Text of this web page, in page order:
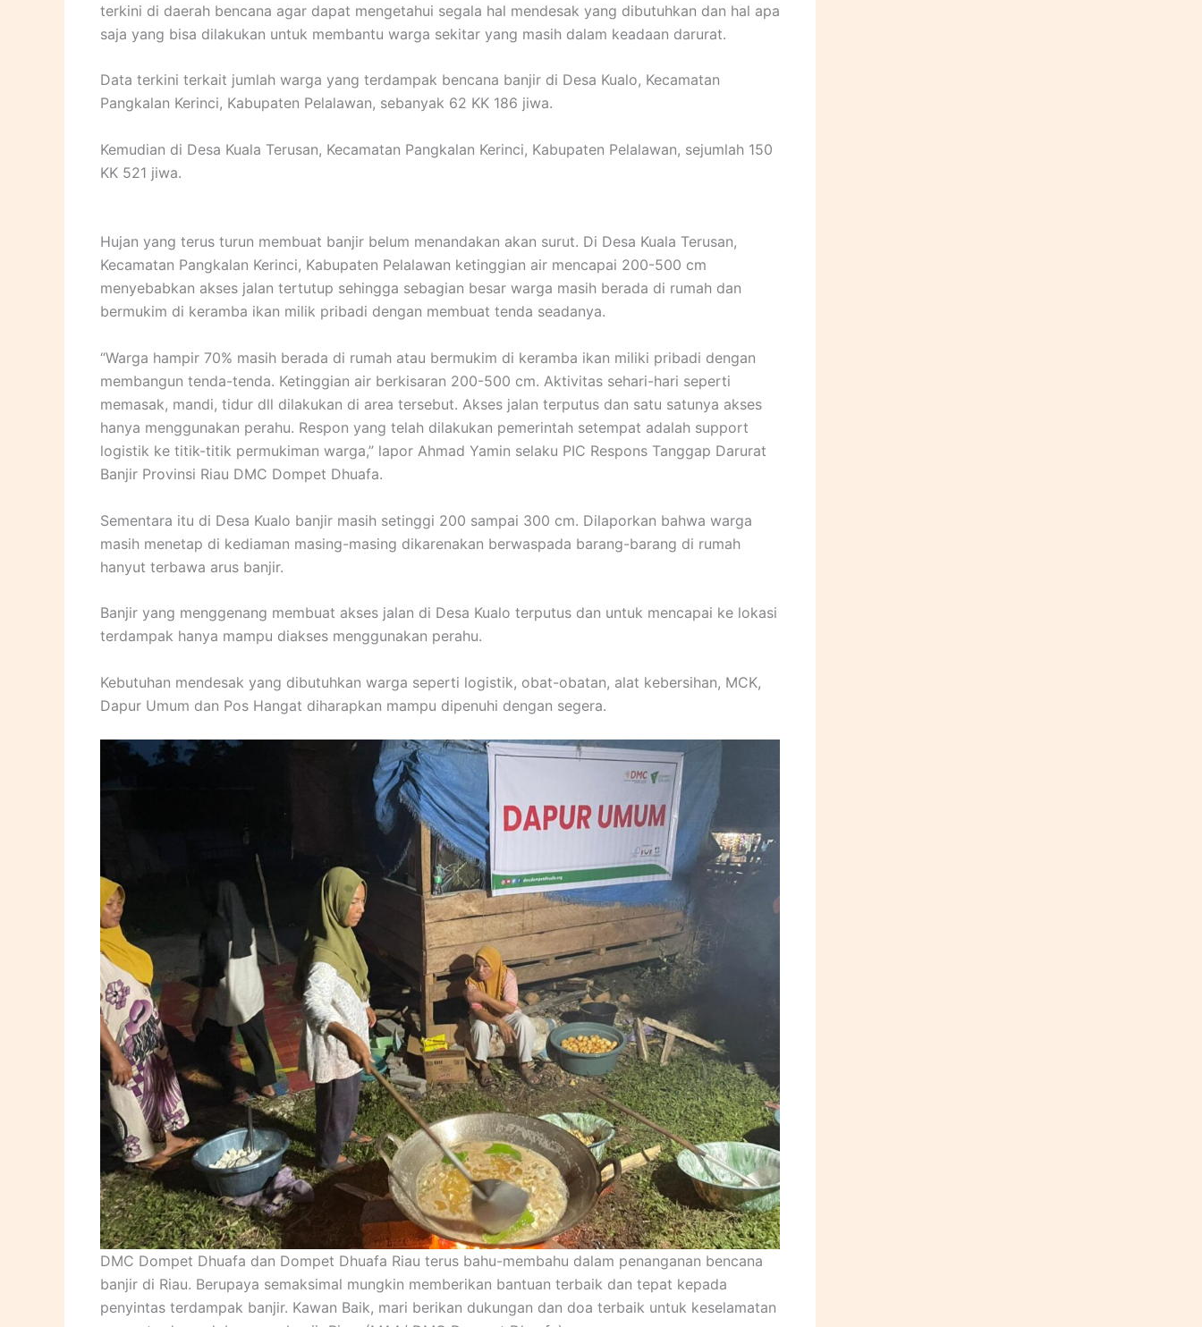
terkini di daerah bencana agar dapat mengetahui segala hal mendesak yang dibutuhkan dan hal apa
saja yang bisa dilakukan untuk membantu warga sekitar yang masih dalam keadaan darurat.
Data terkini terkait jumlah warga yang terdampak bencana banjir di Desa Kualo, Kecamatan
Pangkalan Kerinci, Kabupaten Pelalawan, sebanyak 62 KK 186 jiwa.
Kemudian di Desa Kuala Terusan, Kecamatan Pangkalan Kerinci, Kabupaten Pelalawan, sejumlah 150
KK 521 jiwa.
Hujan yang terus turun membuat banjir belum menandakan akan surut. Di Desa Kuala Terusan,
Kecamatan Pangkalan Kerinci, Kabupaten Pelalawan ketinggian air mencapai 200-500 cm
menyebabkan akses jalan tertutup sehingga sebagian besar warga masih berada di rumah dan
bermukim di keramba ikan milik pribadi dengan membuat tenda seadanya.
“Warga hampir 70% masih berada di rumah atau bermukim di keramba ikan miliki pribadi dengan
membangun tenda-tenda. Ketinggian air berkisaran 200-500 cm. Aktivitas sehari-hari seperti
memasak, mandi, tidur dll dilakukan di area tersebut. Akses jalan terputus dan satu satunya akses
hanya menggunakan perahu. Respon yang telah dilakukan pemerintah setempat adalah support
logistik ke titik-titik permukiman warga,” lapor Ahmad Yamin selaku PIC Respons Tanggap Darurat
Banjir Provinsi Riau DMC Dompet Dhuafa.
Sementara itu di Desa Kualo banjir masih setinggi 200 sampai 300 cm. Dilaporkan bahwa warga
masih menetap di kediaman masing-masing dikarenakan berwaspada barang-barang di rumah
hanyut terbawa arus banjir.
Banjir yang menggenang membuat akses jalan di Desa Kualo terputus dan untuk mencapai ke lokasi
terdampak hanya mampu diakses menggunakan perahu.
Kebutuhan mendesak yang dibutuhkan warga seperti logistik, obat-obatan, alat kebersihan, MCK,
Dapur Umum dan Pos Hangat diharapkan mampu dipenuhi dengan segera.
DMC Dompet Dhuafa dan Dompet Dhuafa Riau terus bahu-membahu dalam penanganan bencana
banjir di Riau. Berupaya semaksimal mungkin memberikan bantuan terbaik dan tepat kepada
penyintas terdampak banjir. Kawan Baik, mari berikan dukungan dan doa terbaik untuk keselamatan